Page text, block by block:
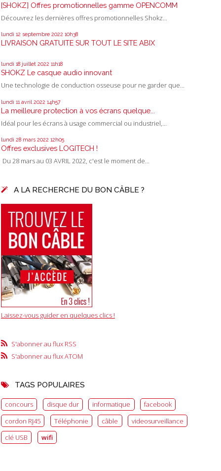
[SHOKZ] Offres promotionnelles gamme OPENCOMM
Découvrez les dernières offres promotionnelles Shokz...
lundi 12 septembre 2022 10h38
LIVRAISON GRATUITE SUR TOUT LE SITE ABIX
lundi 18 juillet 2022 11h18
SHOKZ Le casque audio innovant
Une technologie de conduction osseuse pour ne garder que...
lundi 11 avril 2022 14h57
La meilleure protection à vos écrans quelque...
Idéal pour les écrans à usage commercial ou industriel,...
lundi 28 mars 2022 12h05
Offres exclusives LOGITECH !
Du 28 mars au 03 AVRIL 2022, c'est le moment de...
A LA RECHERCHE DU BON CÂBLE ?
Laissez-vous guider en quelques clics !
S'abonner au flux RSS
S'abonner au flux ATOM
TAGS POPULAIRES
concours disque dur informatique
facebook
cordon RJ45
Téléphonie câble
videosurveillance
clé USB
wifi